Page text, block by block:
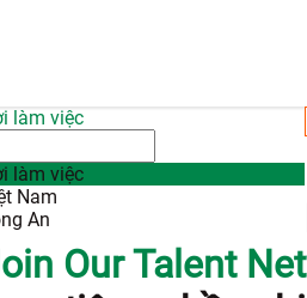
làm việc
làm việc
Nam
An
Our Talent